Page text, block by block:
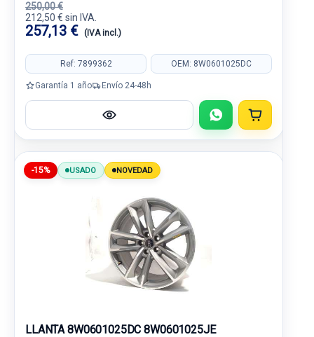
250,00 €
212,50 € sin IVA.
257,13 € (IVA incl.)
Ref: 7899362 OEM: 8W0601025DC
Garantía 1 año Envío 24-48h
-15% USADO NOVEDAD
LLANTA 8W0601025DC 8W0601025JE